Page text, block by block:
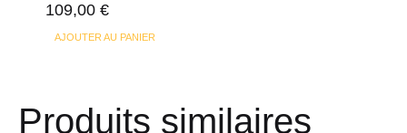
109,00 €
AJOUTER AU PANIER
Produits similaires